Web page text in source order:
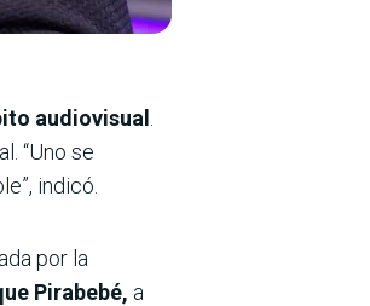
audiovisual
“Uno se
indicó.
por la
Pirabebé, a